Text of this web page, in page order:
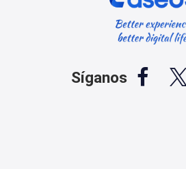
Síganos  